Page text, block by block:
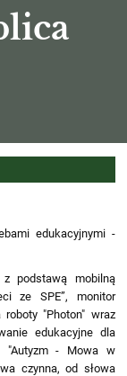
edukacyjnymi -
z podstawą mobilną
ze SPE”, monitor
"Photon" wraz
edukacyjne dla
"Autyzm - Mowa w
czynna, od słowa